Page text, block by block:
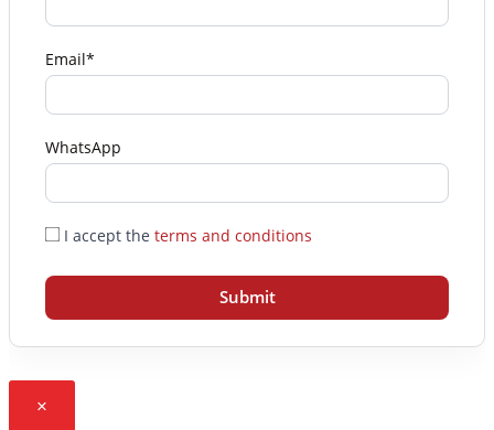
Email*
WhatsApp
I accept the terms and conditions
Submit
×